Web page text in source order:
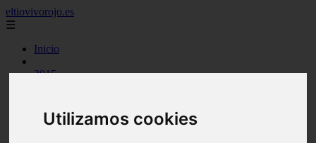
Utilizamos cookies
eltiovivorojo.es
☰
Inicio
2015
carnes
comidas